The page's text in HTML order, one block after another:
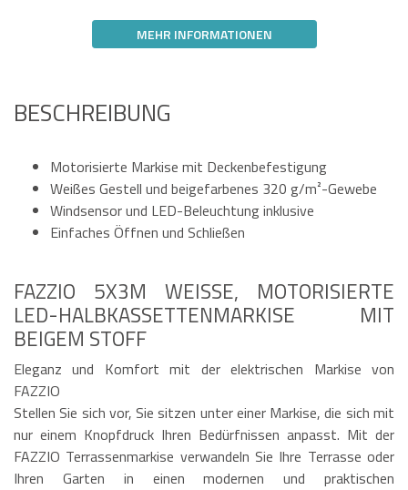
MEHR INFORMATIONEN
BESCHREIBUNG
Motorisierte Markise mit Deckenbefestigung
Weißes Gestell und beigefarbenes 320 g/m²-Gewebe
Windsensor und LED-Beleuchtung inklusive
Einfaches Öffnen und Schließen
FAZZIO 5X3M WEISSE, MOTORISIERTE L
ED-HALBKASSETTENMARKISE MIT B
EIGEM STOFF
Eleganz und Komfort mit der elektrischen Markise von
FAZZIO
Stellen Sie sich vor, Sie sitzen unter einer Markise, die sich mit
nur einem Knopfdruck Ihren Bedürfnissen anpasst. Mit der
FAZZIO Terrassenmarkise verwandeln Sie Ihre Terrasse oder
Ihren Garten in einen modernen und praktischen